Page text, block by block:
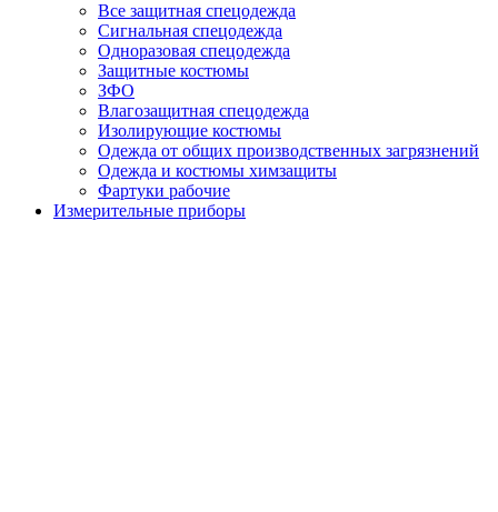
Все защитная спецодежда
Сигнальная спецодежда
Одноразовая спецодежда
Защитные костюмы
ЗФО
Влагозащитная спецодежда
Изолирующие костюмы
Одежда от общих производственных загрязнений
Одежда и костюмы химзащиты
Фартуки рабочие
Измерительные приборы